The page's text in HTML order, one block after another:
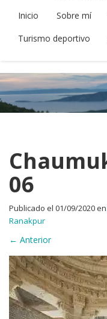
Inicio Sobre mí
Turismo deportivo
06
Publicado el 01/09/2020en
Ranakpur
← Anterior